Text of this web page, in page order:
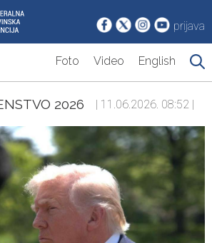
prijava
Foto Video English
2026 | 11.06.2026. 08:52 |